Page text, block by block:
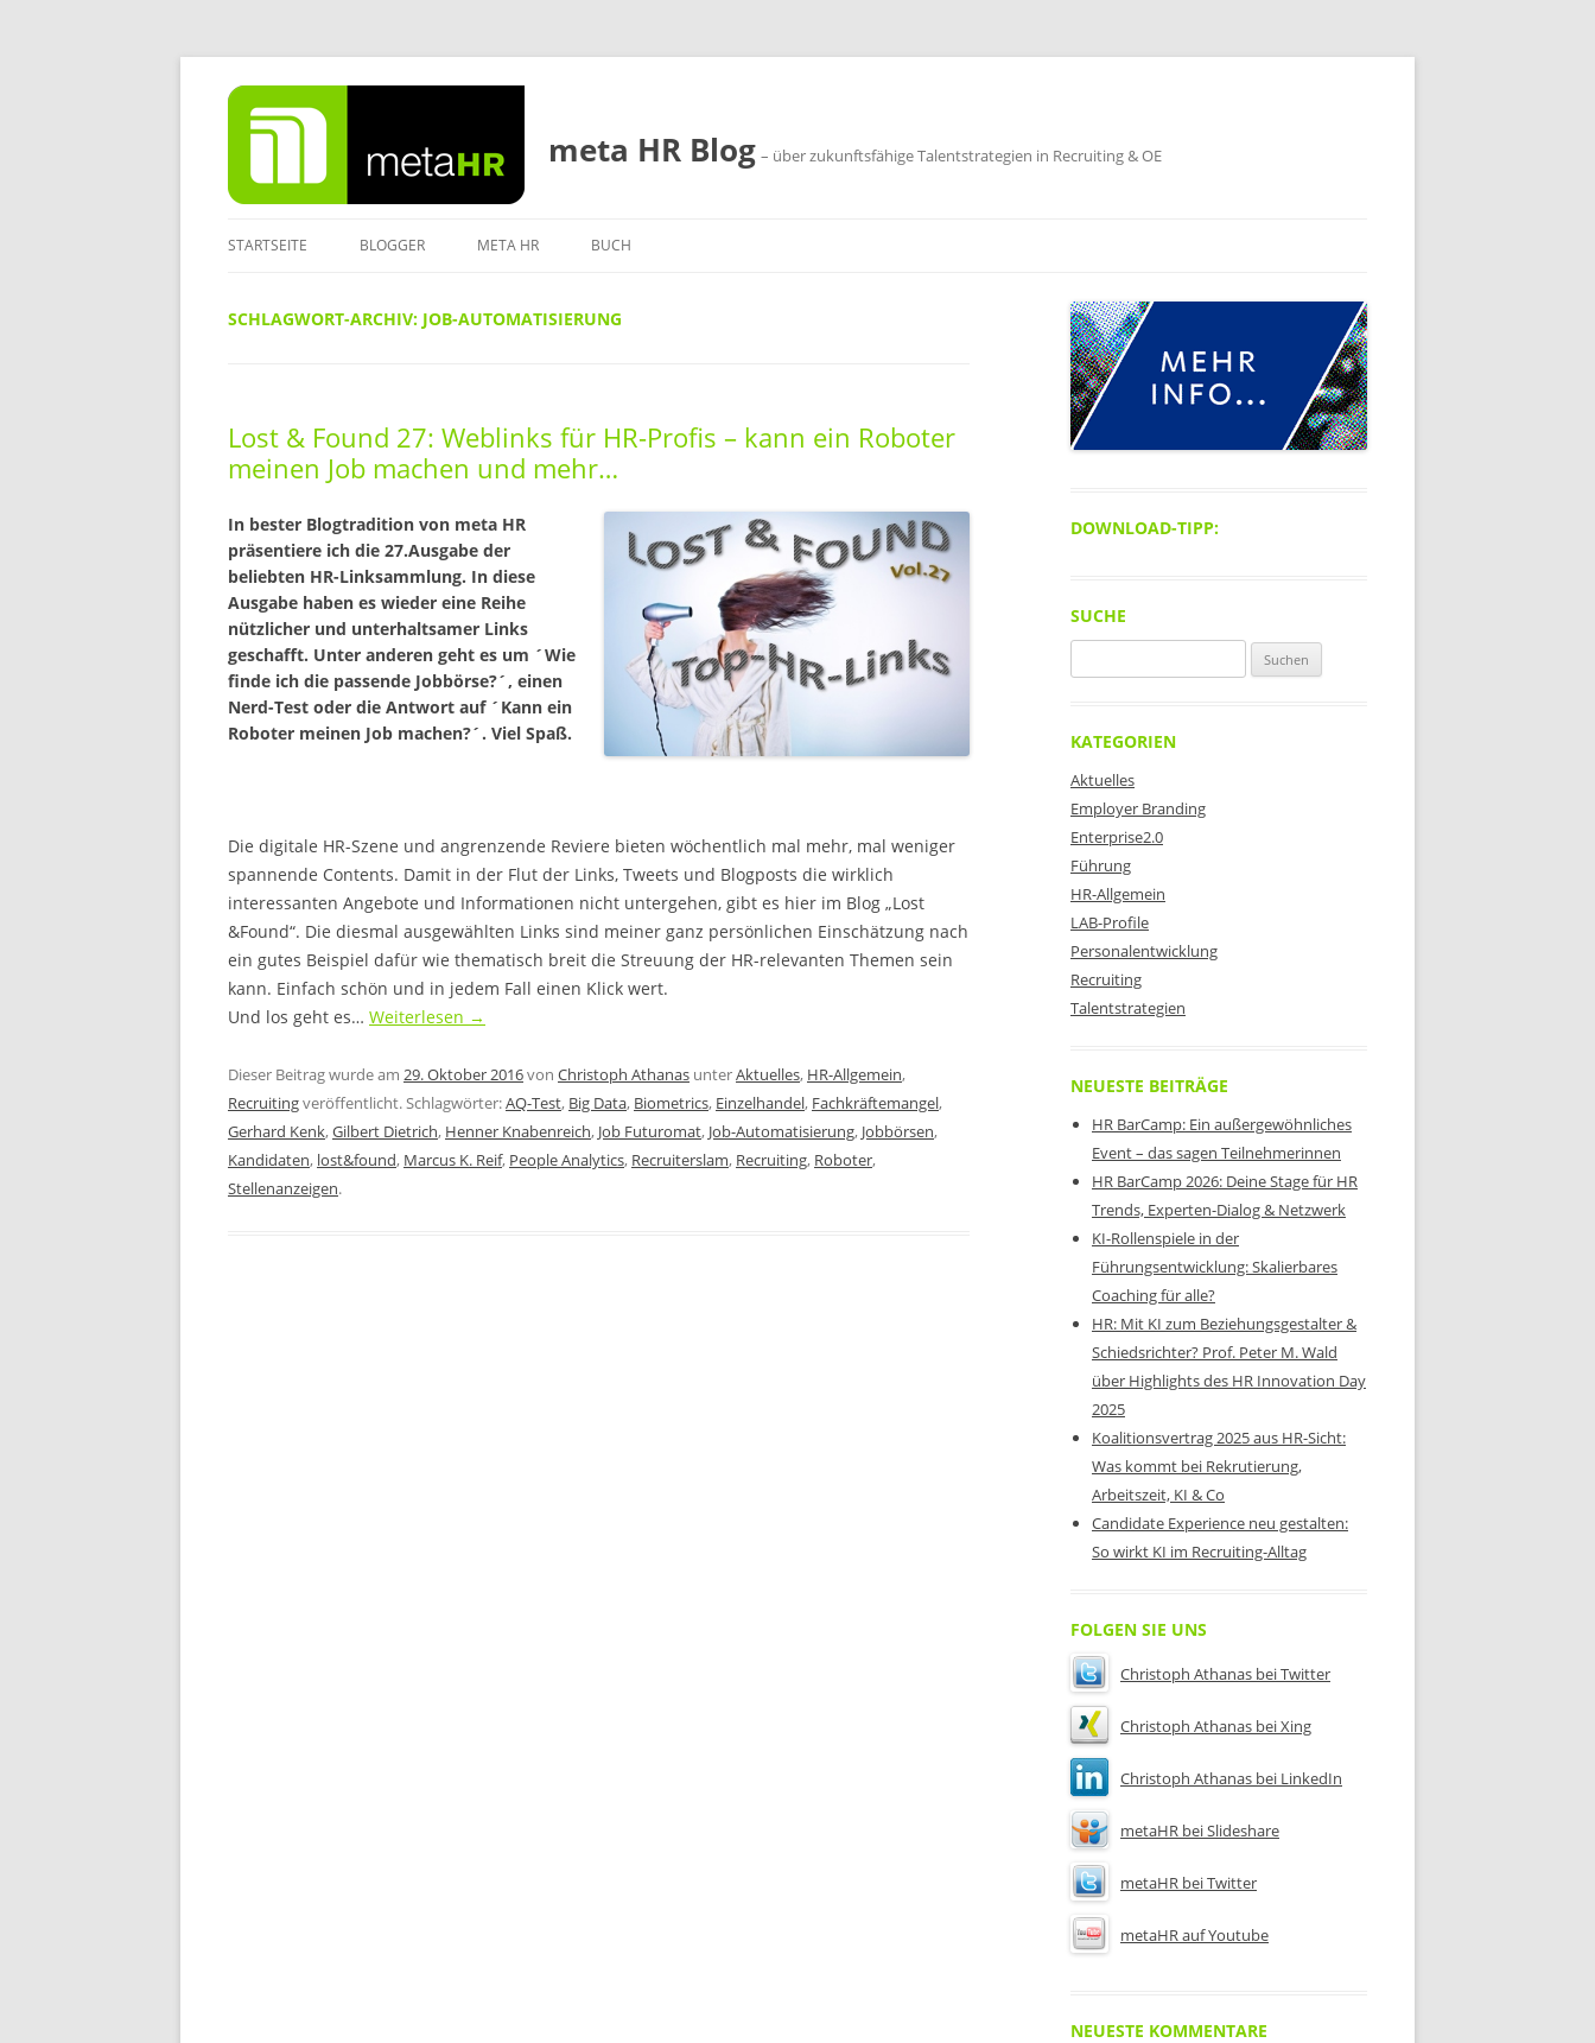
Zum
Inhalt
springen
meta HR Blog – über zukunftsfähige Talentstrategien in Recruiting & OE
STARTSEITE BLOGGER META HR BUCH
SCHLAGWORT-ARCHIV: JOB-AUTOMATISIERUNG
Lost & Found 27: Weblinks für HR-Profis – kann ein Roboter
meinen Job machen und mehr…
In bester Blogtradition von meta HR
präsentiere ich die 27.Ausgabe der
beliebten HR-Linksammlung. In diese
Ausgabe haben es wieder eine Reihe
nützlicher und unterhaltsamer Links
geschafft. Unter anderen geht es um ´Wie
finde ich die passende Jobbörse?´, einen
Nerd-Test oder die Antwort auf ´Kann ein
Roboter meinen Job machen?´. Viel Spaß.
Die digitale HR-Szene und angrenzende Reviere bieten wöchentlich mal mehr, mal weniger
spannende Contents. Damit in der Flut der Links, Tweets und Blogposts die wirklich
interessanten Angebote und Informationen nicht untergehen, gibt es hier im Blog „Lost
&Found“. Die diesmal ausgewählten Links sind meiner ganz persönlichen Einschätzung nach
ein gutes Beispiel dafür wie thematisch breit die Streuung der HR-relevanten Themen sein
kann. Einfach schön und in jedem Fall einen Klick wert.
Und los geht es… Weiterlesen →
Dieser Beitrag wurde am 29. Oktober 2016von Christoph Athanas unterAktuelles, HR-Allgemein,
Recruitingveröffentlicht. Schlagwörter:AQ-Test, Big Data, Biometrics, Einzelhandel, Fachkräftemangel,
Gerhard Kenk,Gilbert Dietrich, Henner Knabenreich, Job Futuromat, Job-Automatisierung, Jobbörsen,
Kandidaten, lost&found, Marcus K. Reif, People Analytics, Recruiterslam, Recruiting, Roboter,
Stellenanzeigen.
DOWNLOAD-TIPP:
SUCHE
nach:
KATEGORIEN
Aktuelles
Employer Branding
Enterprise2.0
Führung
HR-Allgemein
LAB-Profile
Personalentwicklung
Recruiting
Talentstrategien
NEUESTE BEITRÄGE
HR BarCamp: Ein außergewöhnliches
Event – das sagen Teilnehmerinnen
HR BarCamp 2026: Deine Stage für HR
Trends, Experten-Dialog & Netzwerk
KI-Rollenspiele in der
Führungsentwicklung: Skalierbares
Coaching für alle?
HR: Mit KI zum Beziehungsgestalter &
Schiedsrichter? Prof. Peter M. Wald
über Highlights des HR Innovation Day
2025
Koalitionsvertrag 2025 aus HR-Sicht:
Was kommt bei Rekrutierung,
Arbeitszeit, KI & Co
Candidate Experience neu gestalten:
So wirkt KI im Recruiting-Alltag
FOLGEN SIE UNS
Christoph Athanas bei Twitter
Christoph Athanas bei Xing
Christoph Athanas bei LinkedIn
metaHR bei Slideshare
metaHR bei Twitter
metaHR auf Youtube
NEUESTE KOMMENTARE